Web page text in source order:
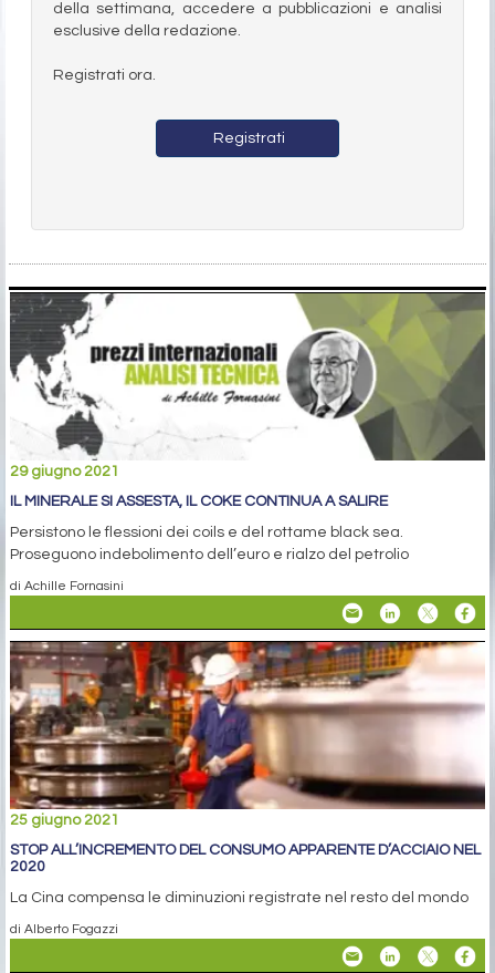
della settimana, accedere a pubblicazioni e analisi
esclusive della redazione.
Registrati ora.
Registrati
29 giugno 2021
IL MINERALE SI ASSESTA, IL COKE CONTINUA A SALIRE
Persistono le flessioni dei coils e del rottame black sea.
Proseguono indebolimento dell’euro e rialzo del petrolio
di Achille Fornasini
25 giugno 2021
STOP ALL’INCREMENTO DEL CONSUMO APPARENTE D’ACCIAIO NEL
2020
La Cina compensa le diminuzioni registrate nel resto del mondo
di Alberto Fogazzi